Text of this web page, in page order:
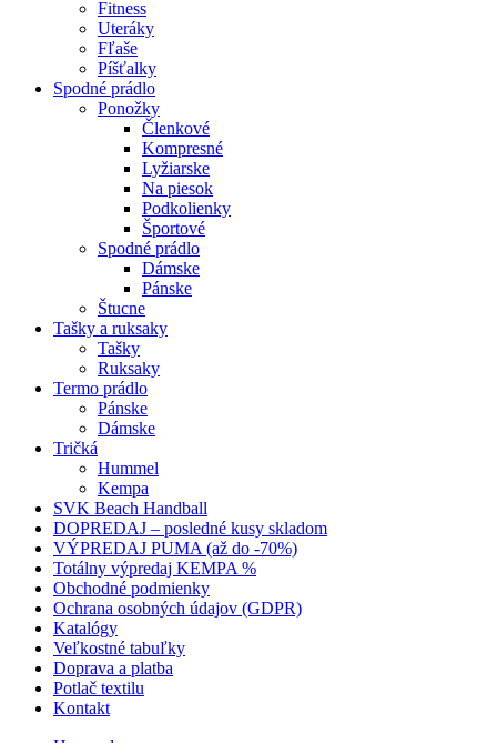
Fitness
Uteráky
Fľaše
Píšťalky
Spodné prádlo
Ponožky
Členkové
Kompresné
Lyžiarske
Na piesok
Podkolienky
Športové
Spodné prádlo
Dámske
Pánske
Štucne
Tašky a ruksaky
Tašky
Ruksaky
Termo prádlo
Pánske
Dámske
Tričká
Hummel
Kempa
SVK Beach Handball
DOPREDAJ – posledné kusy skladom
VÝPREDAJ PUMA (až do -70%)
Totálny výpredaj KEMPA %
Obchodné podmienky
Ochrana osobných údajov (GDPR)
Katalógy
Veľkostné tabuľky
Doprava a platba
Potlač textilu
Kontakt